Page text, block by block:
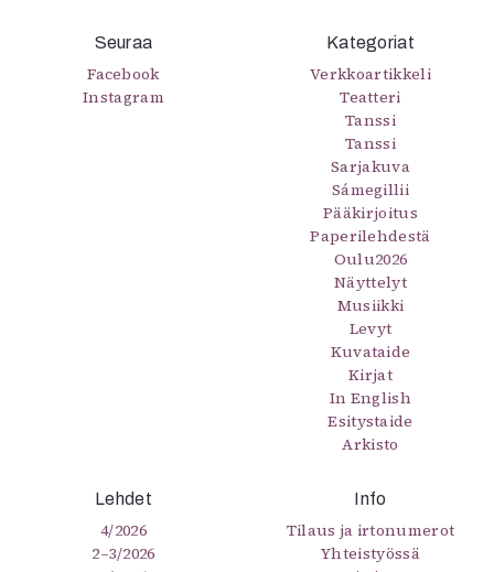
Seuraa
Facebook
Instagram
Kategoriat
Verkkoartikkeli
Teatteri
Tanssi
Tanssi
Sarjakuva
Sámegillii
Pääkirjoitus
Paperilehdestä
Oulu2026
Näyttelyt
Musiikki
Levyt
Kuvataide
Kirjat
In English
Esitystaide
Arkisto
Lehdet
4/2026
2–3/2026
Info
Tilaus ja irtonumerot
Yhteistyössä